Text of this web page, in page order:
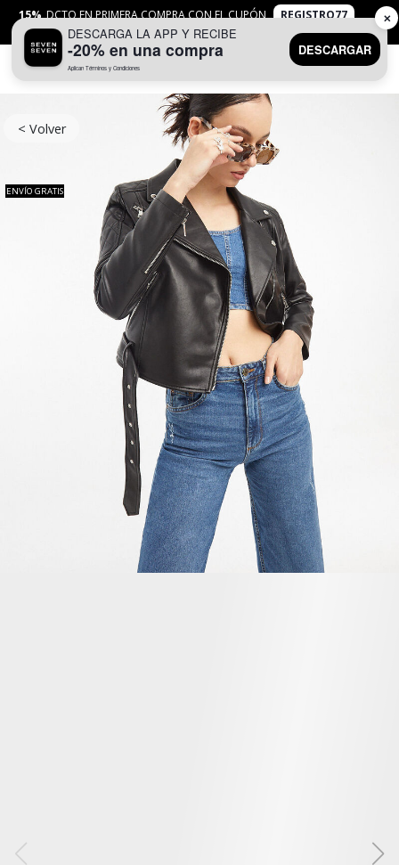
15% DCTO EN PRIMERA COMPRA CON EL CUPÓN
REGISTRO77
APLICANTYC
< Volver
ENVÍO GRATIS
DESCARGA LA APP Y RECIBE
-20% en una compra
Aplican Términos y Condiciones
DESCARGAR
✕